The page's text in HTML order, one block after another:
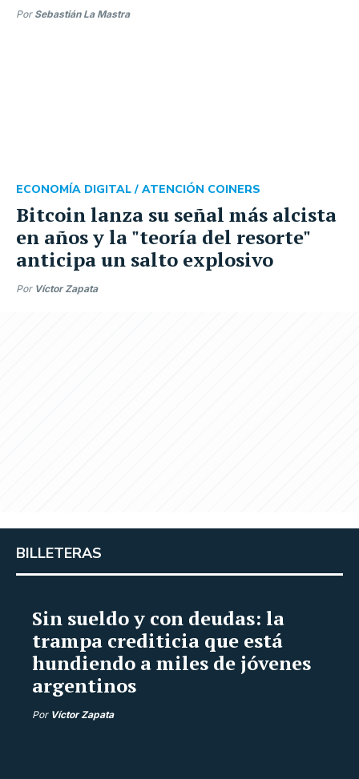
Por Sebastián La Mastra
Bitcoin lanza su señal más alcista
en años y la "teoría del resorte"
anticipa un salto explosivo
ECONOMÍA DIGITAL / ATENCIÓN COINERS
Por Víctor Zapata
BILLETERAS
Sin sueldo y con deudas: la
trampa crediticia que está
hundiendo a miles de jóvenes
argentinos
Por Víctor Zapata